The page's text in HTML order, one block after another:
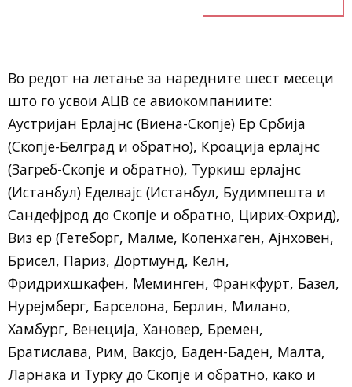
Во редот на летање за наредните шест месеци
што го усвои АЦВ се авиокомпаниите:
Аустријан Ерлајнс (Виена-Скопје) Ер Србија
(Скопје-Белград и обратно), Кроација ерлајнс
(Загреб-Скопје и обратно), Туркиш ерлајнс
(Истанбул) Еделвајс (Истанбул, Будимпешта и
Сандефјрод до Скопје и обратно, Цирих-Охрид),
Виз ер (Гетеборг, Малме, Копенхаген, Ајнховен,
Брисел, Париз, Дортмунд, Келн,
Фридрихшкафен, Меминген, Франкфурт, Базел,
Нурејмберг, Барселона, Берлин, Милано,
Хамбург, Венеција, Хановер, Бремен,
Братислава, Рим, Ваксјо, Баден-Баден, Малта,
Ларнака и Турку до Скопје и обратно, како и